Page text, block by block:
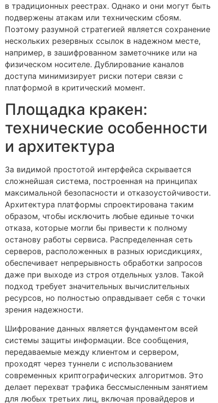
в традиционных реестрах. Однако и они могут быть
подвержены атакам или техническим сбоям.
Поэтому разумной стратегией является сохранение
нескольких резервных ссылок в надежном месте,
например, в зашифрованном заметочнике или на
физическом носителе. Дублирование каналов
доступа минимизирует риски потери связи с
платформой в критический момент.
Площадка кракен:
технические особенности
и архитектура
За видимой простотой интерфейса скрывается
сложнейшая система, построенная на принципах
максимальной безопасности и отказоустойчивости.
Архитектура платформы спроектирована таким
образом, чтобы исключить любые единые точки
отказа, которые могли бы привести к полному
останову работы сервиса. Распределенная сеть
серверов, расположенных в разных юрисдикциях,
обеспечивает непрерывность обработки запросов
даже при выходе из строя отдельных узлов. Такой
подход требует значительных вычислительных
ресурсов, но полностью оправдывает себя с точки
зрения надежности.
Шифрование данных является фундаментом всей
системы защиты информации. Все сообщения,
передаваемые между клиентом и сервером,
проходят через туннели с использованием
современных криптографических алгоритмов. Это
делает перехват трафика бессмысленным занятием
для любых третьих лиц, включая провайдеров и